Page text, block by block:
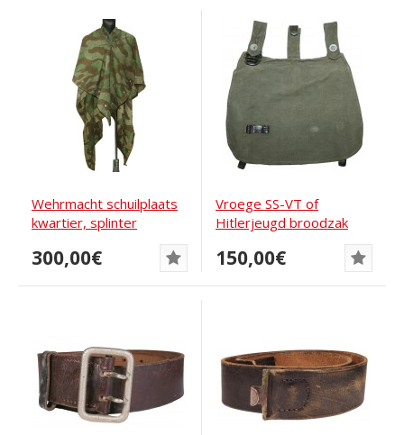
Wehrmacht schuilplaats
kwartier, splinter
300,00€
Vroege SS-VT of
Hitlerjeugd broodzak
150,00€